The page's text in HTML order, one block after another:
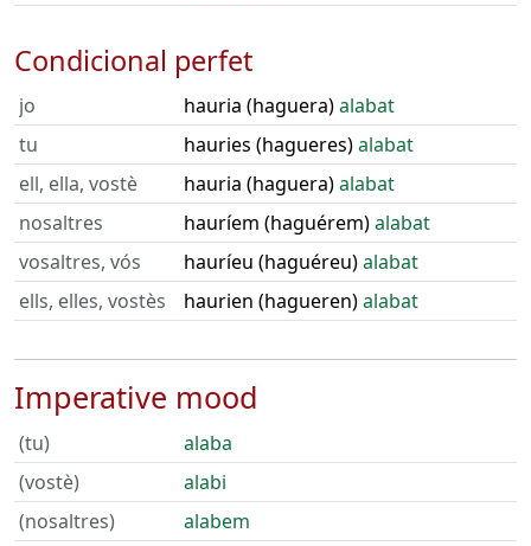
Condicional perfet
jo hauria (haguera)alabat
tu
hauries (hagueres)alabat
ell, ella, vostè
hauria (haguera)alabat
nosaltres
hauríem (haguérem)alabat
vosaltres, vós
hauríeu (haguéreu)alabat
ells, elles, vostès
haurien (hagueren)alabat
Imperative mood
(tu)
alaba
(vostè)
alabi
(nosaltres)
alabem